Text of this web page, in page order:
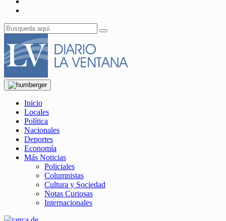
Inicio
Locales
Política
Nacionales
Deportes
Economía
Más Noticias
Policiales
Columnistas
Cultura y Sociedad
Notas Curiosas
Internacionales